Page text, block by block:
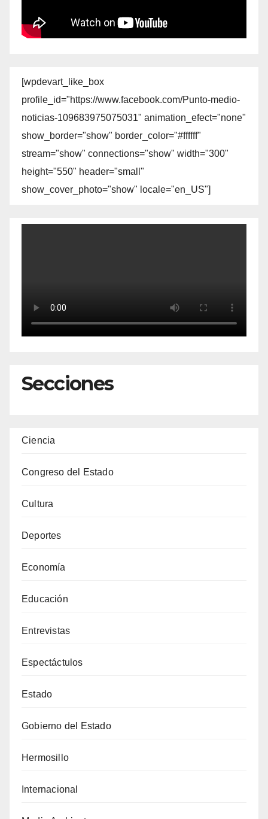
[wpdevart_like_box
profile_id="https://www.facebook.com/Punto-medio-
noticias-109683975075031" animation_efect="none"
show_border="show" border_color="#ffffff"
stream="show" connections="show" width="300"
height="550" header="small"
show_cover_photo="show" locale="en_US"]
Secciones
Ciencia
Congreso del Estado
Cultura
Deportes
Economía
Educación
Entrevistas
Espectáctulos
Estado
Gobierno del Estado
Hermosillo
Internacional